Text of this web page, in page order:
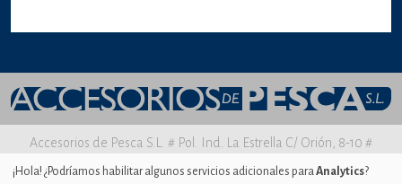
Accesorios de Pesca S.L. # Pol. Ind. La Estrella C/ Orión, 8-10 #
30500 MOLINA DE SEGURA Murcia
¡Hola! ¿Podríamos habilitar algunos servicios adicionales paraAnalytics?